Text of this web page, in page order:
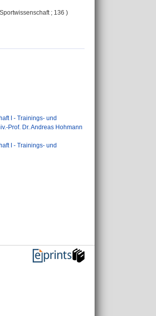
; 136 )
I - Trainings- und
Prof. Dr. Andreas Hohmann
I - Trainings- und